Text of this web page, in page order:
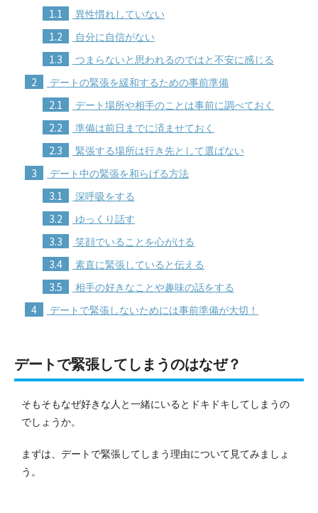
1.1 異性慣れしていない
1.2 自分に自信がない
1.3 つまらないと思われるのではと不安に感じる
2 デートの緊張を緩和するための事前準備
2.1 デート場所や相手のことは事前に調べておく
2.2 準備は前日までに済ませておく
2.3 緊張する場所は行き先として選ばない
3 デート中の緊張を和らげる方法
3.1 深呼吸をする
3.2 ゆっくり話す
3.3 笑顔でいることを心がける
3.4 素直に緊張していると伝える
3.5 相手の好きなことや趣味の話をする
4 デートで緊張しないためには事前準備が大切！
デートで緊張してしまうのはなぜ？
そもそもなぜ好きな人と一緒にいるとドキドキしてしまうの
でしょうか。
まずは、デートで緊張してしまう理由について見てみましょ
う。